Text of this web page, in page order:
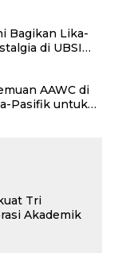
Bagikan Lika-
di UBSI
Pasifik untuk
Tri
Akademik